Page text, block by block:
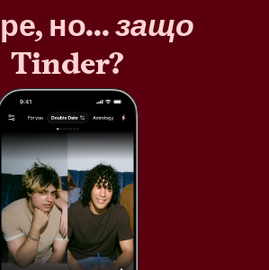
но...защо
Tinder?